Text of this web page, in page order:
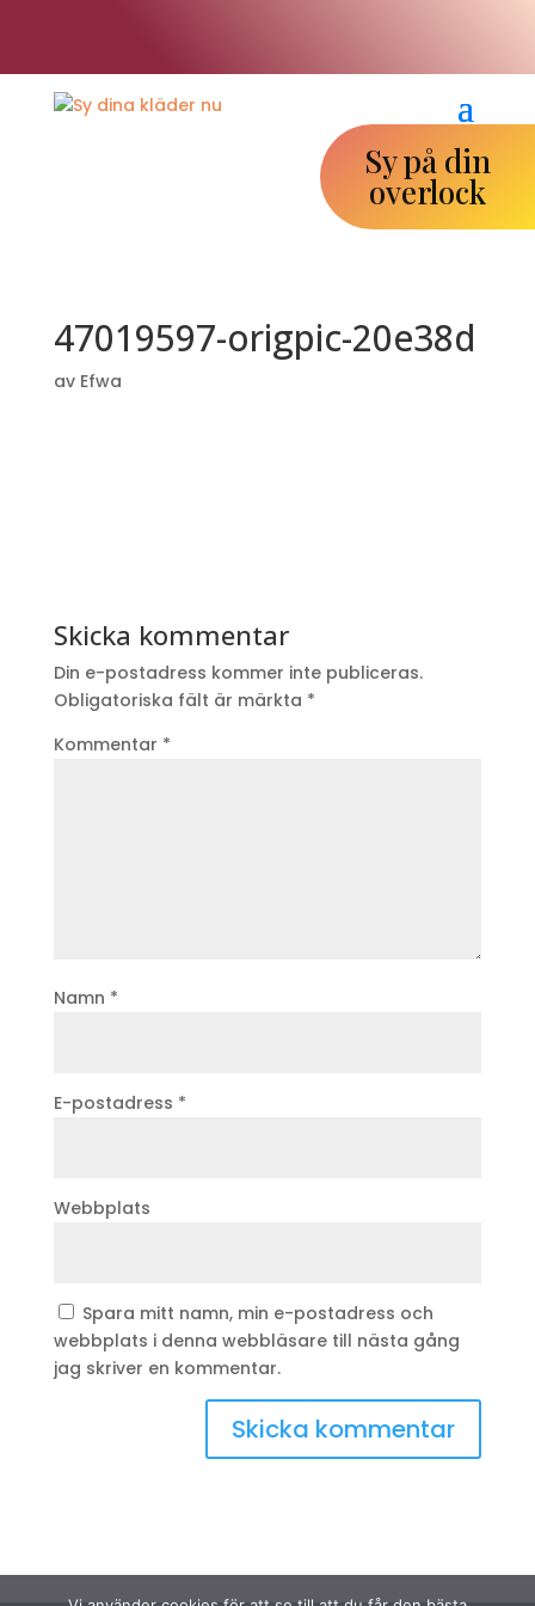
Sy på din
overlock
47019597-origpic-20e38d
av Efwa
Skicka kommentar
Din e-postadress kommer inte publiceras.
Obligatoriska fält är märkta *
Kommentar *
Namn *
E-postadress *
Webbplats
Spara mitt namn, min e-postadress och
webbplats i denna webbläsare till nästa gång
jag skriver en kommentar.